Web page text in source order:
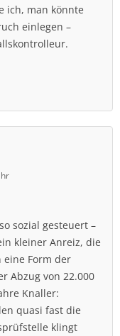
ich, man könnte
einlegen –
sozial gesteuert –
kleiner Anreiz, die
eine Form der
Abzug von 22.000
Knaller:
quasi fast die
klingt